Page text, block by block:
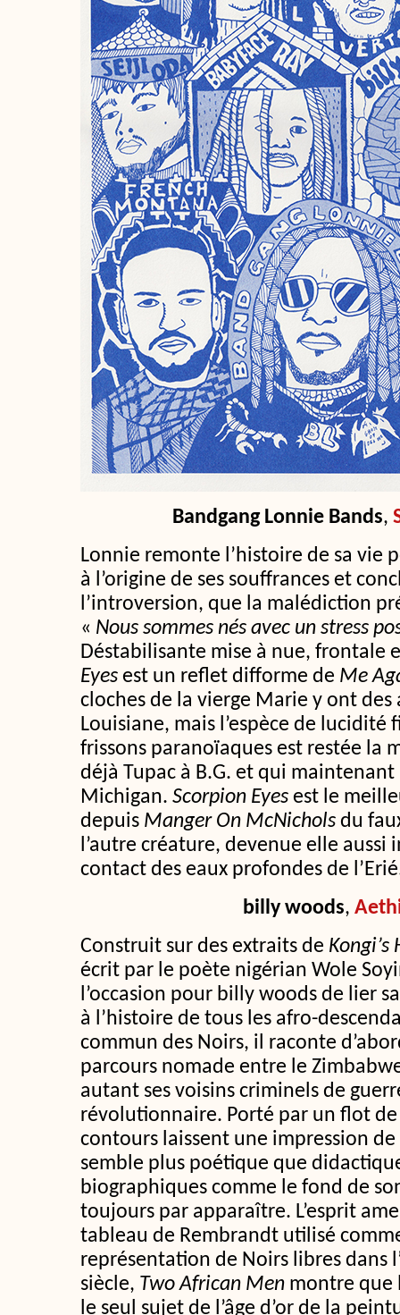
Bandgang Lonnie Bands,
Lonnie remonte l’histoire de sa vie
à l’origine de ses souffrances et
l’introversion, que la malédiction
« Nous sommes nés avec un stress
Déstabilisante mise à nue, frontale
Eyes est un reflet difforme de Me
cloches de la vierge Marie y ont des
Louisiane, mais l’espèce de lucidité
frissons paranoïaques est restée la
déjà Tupac à B.G. et qui
Michigan. Scorpion Eyes est le
depuis Manger On McNichols du
l’autre créature, devenue elle aussi
contact des eaux profondes de
billy woods,
Construit sur des extraits de Kongi’s
écrit par le poète nigérian Wole
l’occasion pour billy woods de lier
à l’histoire de tous les afro-
commun des Noirs, il raconte
parcours nomade entre le
autant ses voisins criminels de
révolutionnaire. Porté par un flot de
contours laissent une impression
semble plus poétique que
biographiques comme le fond de
toujours par apparaître. L’esprit
tableau de Rembrandt utilisé
représentation de Noirs libres dans
siècle, Two African Men montre que
le seul sujet de l’âge d’or de la